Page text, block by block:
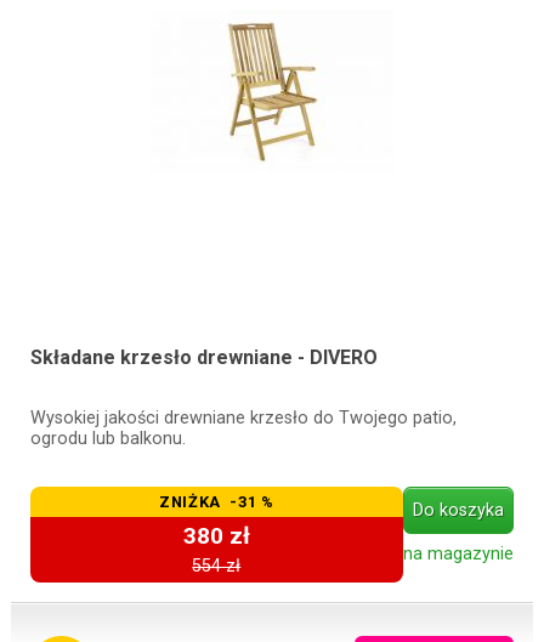
Składane krzesło drewniane - DIVERO
Wysokiej jakości drewniane krzesło do Twojego patio,
ogrodu lub balkonu.
ZNIŻKA -31 %
380 zł
554 zł
Do koszyka
na magazynie